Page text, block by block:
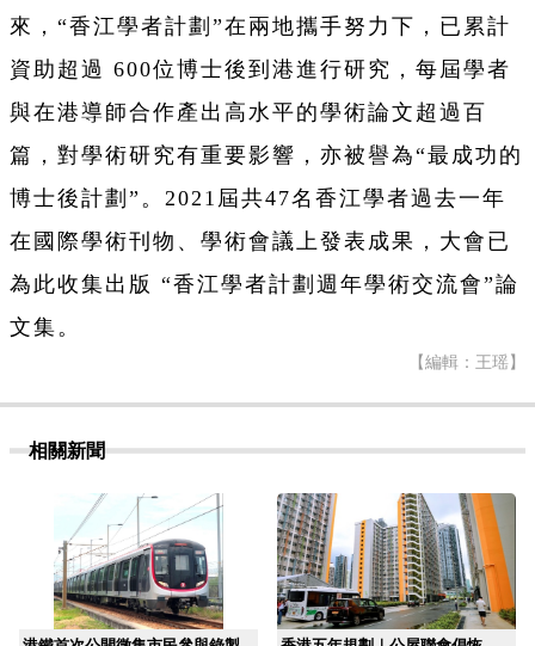
來，“香江學者計劃”在兩地攜手努力下，已累計
資助超過 600位博士後到港進行研究，每屆學者
與在港導師合作產出高水平的學術論文超過百
篇，對學術研究有重要影響，亦被譽為“最成功的
博士後計劃”。2021屆共47名香江學者過去一年
在國際學術刊物、學術會議上發表成果，大會已
為此收集出版 “香江學者計劃週年學術交流會”論
文集。
【編輯：王瑶】
相關新聞